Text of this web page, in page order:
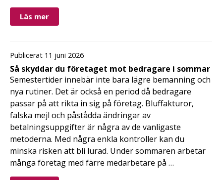
Läs mer
Publicerat 11 juni 2026
Så skyddar du företaget mot bedragare i sommar
Semestertider innebär inte bara lägre bemanning och
nya rutiner. Det är också en period då bedragare
passar på att rikta in sig på företag. Bluffakturor,
falska mejl och påstådda ändringar av
betalningsuppgifter är några av de vanligaste
metoderna. Med några enkla kontroller kan du
minska risken att bli lurad. Under sommaren arbetar
många företag med färre medarbetare på …